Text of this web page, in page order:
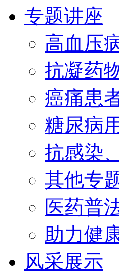
专题讲座
高血压
抗凝药
癌痛患
糖尿病
抗感染
其他专
医药普
助力健
风采展示